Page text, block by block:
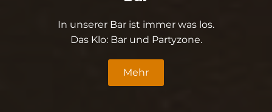
In unserer Bar ist immer was los.
Das Klo: Bar und Partyzone.
Mehr